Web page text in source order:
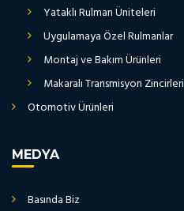
Yataklı Rulman Üniteleri
Uygulamaya Özel Rulmanlar
Montaj ve Bakım Ürünleri
Makaralı Transmisyon Zincirleri
Otomotiv Ürünleri
MEDYA
Basında Biz